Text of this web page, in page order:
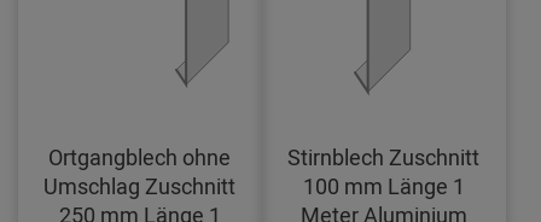
Ortgangblech ohne
Umschlag Zuschnitt
250 mm Länge 1
Stirnblech Zuschnitt
100 mm Länge 1
Meter Aluminium